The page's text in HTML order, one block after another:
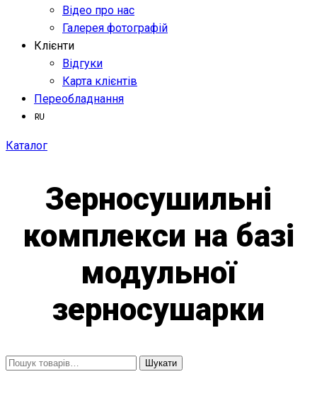
Відео про нас
Галерея фотографій
Клієнти
Відгуки
Карта клієнтів
Переобладнання
Каталог
Зерносушильні
комплекси на базі
модульної
зерносушарки
Шукати: Шукати